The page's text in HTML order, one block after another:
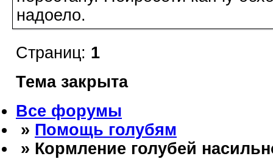
надоело.
Страниц: 1
Тема закрыта
Все форумы
» Помощь голубям
» Кормление голубей